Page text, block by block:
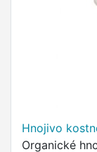
Hnojivo
Organické